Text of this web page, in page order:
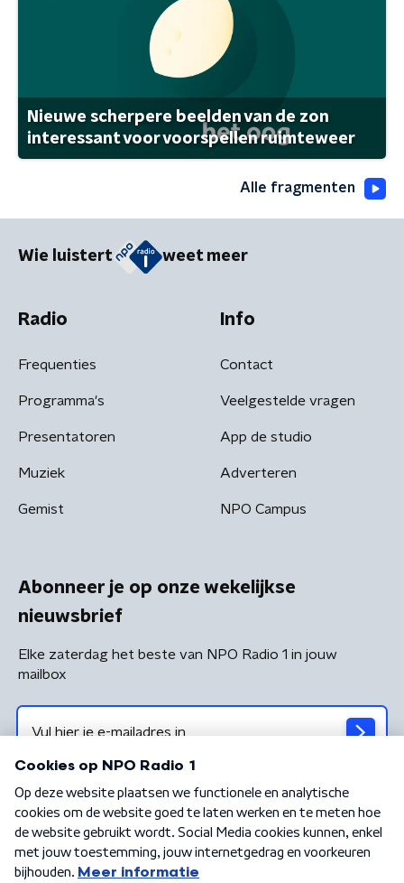
Nieuwe scherpere beelden van de zon
interessant voor voorspellen ruimteweer
Alle fragmenten
Wie luistert weet meer
Radio
Frequenties
Programma's
Presentatoren
Muziek
Gemist
Info
Contact
Veelgestelde vragen
App de studio
Adverteren
NPO Campus
Abonneer je op onze wekelijkse
nieuwsbrief
Elke zaterdag het beste van NPO Radio 1 in jouw
mailbox
Algemene voorwaarden